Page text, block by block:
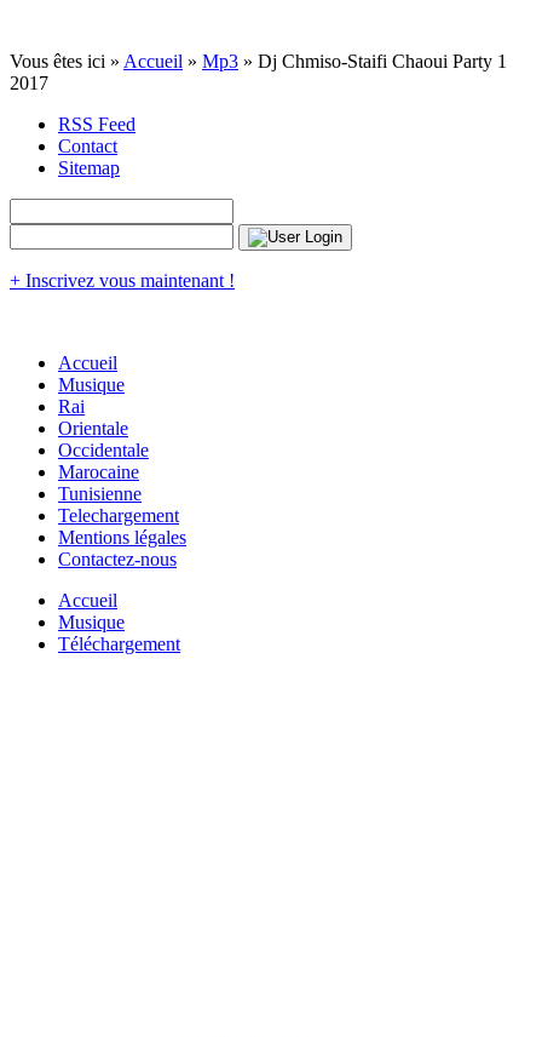
Vous êtes ici » Accueil » Mp3 » Dj Chmiso-Staifi Chaoui Party 1
2017
RSS Feed
Contact
Sitemap
+ Inscrivez vous maintenant !
Accueil
Musique
Rai
Orientale
Occidentale
Marocaine
Tunisienne
Telechargement
Mentions légales
Contactez-nous
Accueil
Musique
Téléchargement